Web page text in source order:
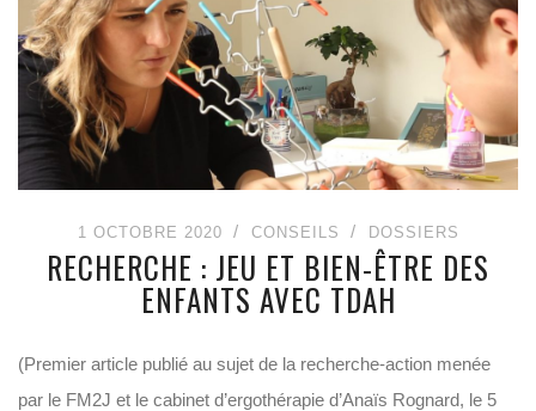
1 OCTOBRE 2020 CONSEILS DOSSIERS
RECHERCHE : JEU ET BIEN-ÊTRE DES
ENFANTS AVEC TDAH
(Premier article publié au sujet de la recherche-action menée
par le FM2J et le cabinet d’ergothérapie d’Anaïs Rognard, le 5